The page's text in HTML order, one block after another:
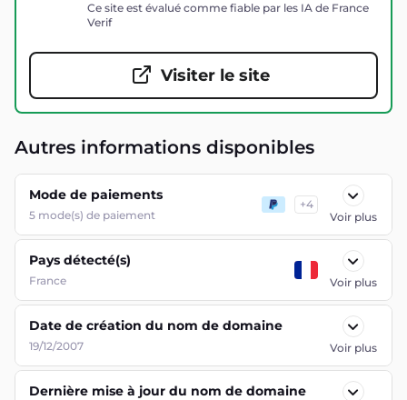
Ce site est évalué comme fiable par les IA de France
Verif
Visiter le site
Autres informations disponibles
Mode de paiements
5 mode(s) de paiement
+4
Voir plus
Pays détecté(s)
France Voir plus
Date de création du nom de domaine
19/12/2007 Voir plus
Dernière mise à jour du nom de domaine